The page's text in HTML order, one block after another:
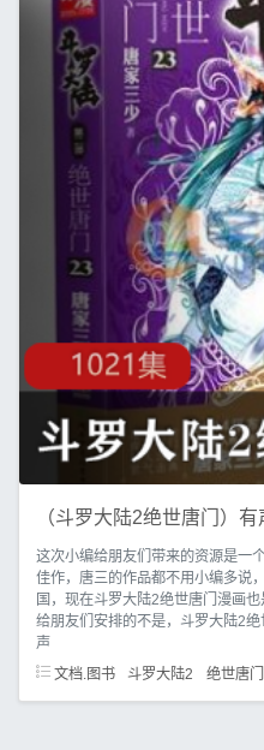
（斗罗大陆2绝世唐门）
这次小编给朋友们带来的资源是一
佳作，唐三的作品都不用小编多说
国，现在斗罗大陆2绝世唐门漫画
给朋友们安排的不是，斗罗大陆2
声
文档.图书
斗罗大陆2 绝世唐门